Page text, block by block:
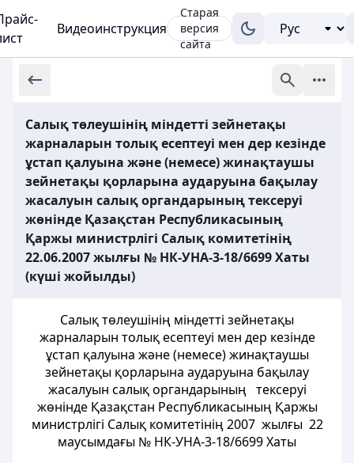
Видеоинструкция
Старая
версия
сайта
Салық төлеушінің міндетті зейнетақы
жарналарын толық есептеуі мен дер кезінде
ұстап қалуына және (немесе) жинақтаушы
зейнетақы қорларына аударуына бақылау
жасалуын салық органдарының тексеруі
жөнінде Қазақстан Республикасының
Қаржы министрлігі Салық комитетінің
22.06.2007 жылғы № НК-УНА-3-18/6699 Хаты
(күші жойылды)
Салық төлеушінің міндетті зейнетақы
жарналарын толық есептеуі мен дер кезінде
ұстап қалуына және (немесе) жинақтаушы
зейнетақы қорларына аударуына бақылау
жасалуын салық органдарының тексеруі
жөнінде Қазақстан Республикасының Қаржы
министрлігі Салық комитетінің 2007 жылғы 22
маусымдағы № НК-УНА-3-18/6699 Хаты